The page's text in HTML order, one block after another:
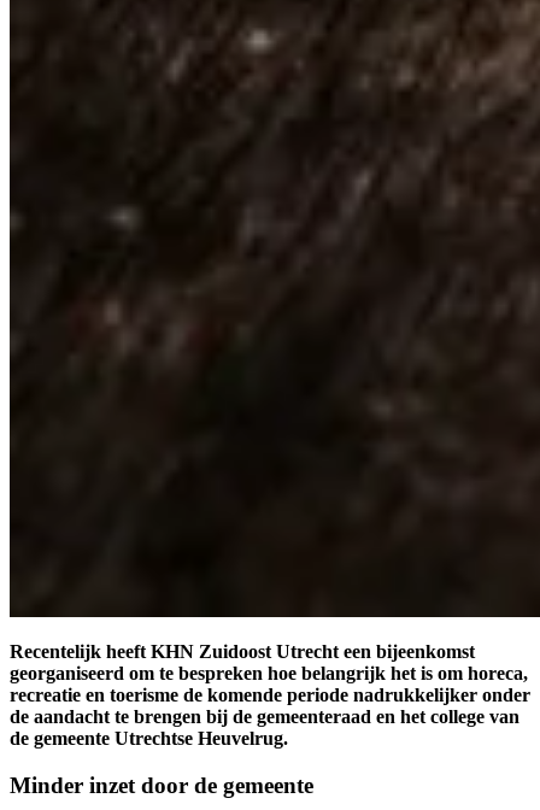
Recentelijk heeft KHN Zuidoost Utrecht een bijeenkomst
georganiseerd om te bespreken hoe belangrijk het is om horeca,
recreatie en toerisme de komende periode nadrukkelijker onder
de aandacht te brengen bij de gemeenteraad en het college van
de gemeente Utrechtse Heuvelrug.
Minder inzet door de gemeente